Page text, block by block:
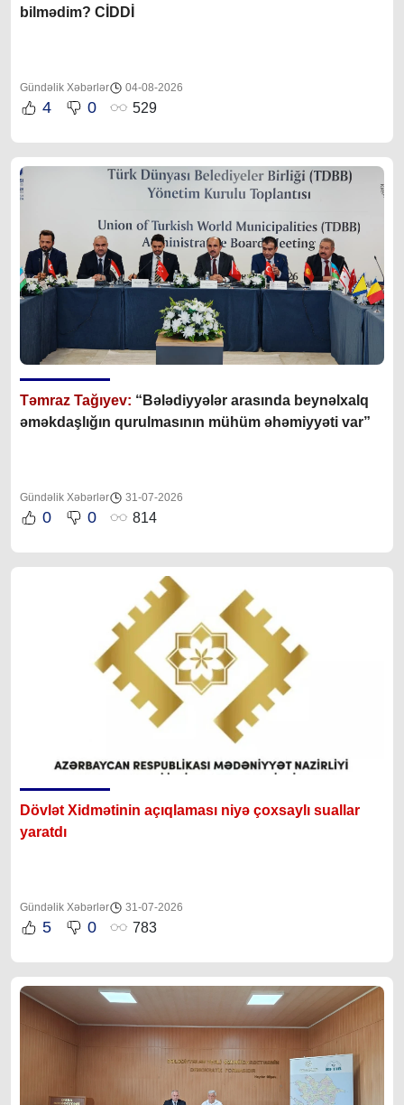
bilmədim? CİDDİ
Gündəlik Xəbərlər 04-08-2026
4 0 529
Təmraz Tağıyev: “Bələdiyyələr arasında beynəlxalq
əməkdaşlığın qurulmasının mühüm əhəmiyyəti var”
Gündəlik Xəbərlər 31-07-2026
0 0 814
Dövlət Xidmətinin açıqlaması niyə çoxsaylı suallar
yaratdı
Gündəlik Xəbərlər 31-07-2026
5 0 783